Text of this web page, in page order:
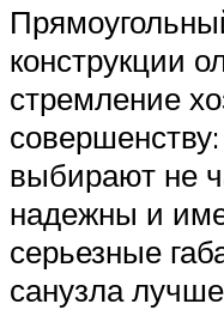
конструкции
стремление
выбирают не
надежны и
серьезные
санузла